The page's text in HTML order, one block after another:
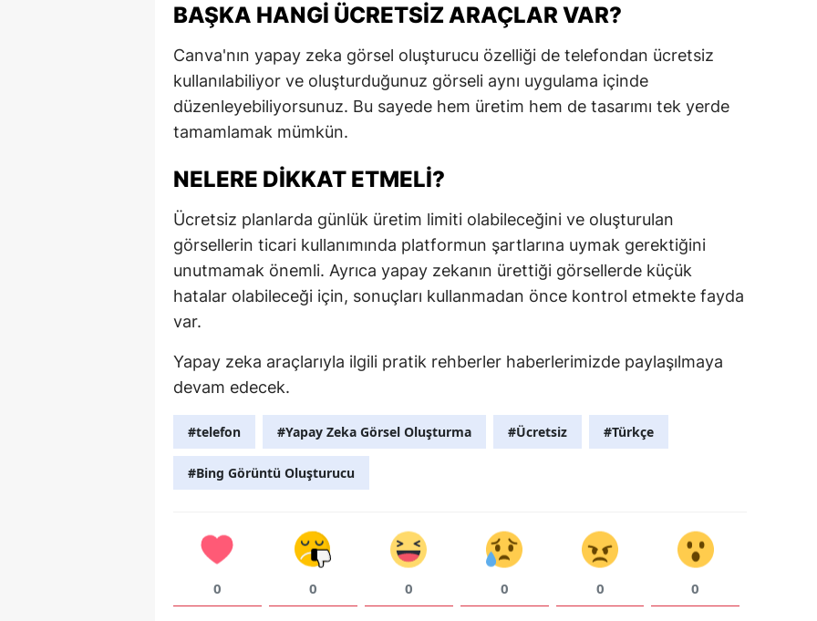
BAŞKA HANGI ÜCRETSIZ ARAÇLAR VAR?
Canva'nın yapay zeka görsel oluşturucu özelliği de telefondan ücretsiz
kullanılabiliyor ve oluşturduğunuz görseli aynı uygulama içinde
düzenleyebiliyorsunuz. Bu sayede hem üretim hem de tasarımı tek yerde
tamamlamak mümkün.
NELERE DIKKAT ETMELI?
Ücretsiz planlarda günlük üretim limiti olabileceğini ve oluşturulan
görsellerin ticari kullanımında platformun şartlarına uymak gerektiğini
unutmamak önemli. Ayrıca yapay zekanın ürettiği görsellerde küçük
hatalar olabileceği için, sonuçları kullanmadan önce kontrol etmekte fayda
var.
Yapay zeka araçlarıyla ilgili pratik rehberler haberlerimizde paylaşılmaya
devam edecek.
#telefon #Yapay Zeka Görsel Oluşturma #Ücretsiz #Türkçe
#Bing Görüntü Oluşturucu
0 0 0 0 0 0